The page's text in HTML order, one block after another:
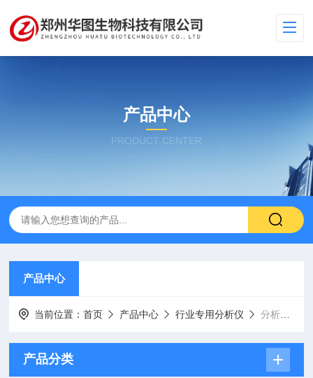
产品中心
PRODUCT CENTER
产品中心
当前位置：首页 产品中心 行业专用分析仪 分析仪器
产品分类